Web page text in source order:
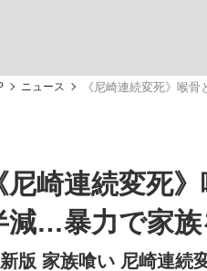
ニュース 《尼崎連続変死》喉
尼崎連続変死
減…暴力で家族
新版 家族喰い 尼崎連続